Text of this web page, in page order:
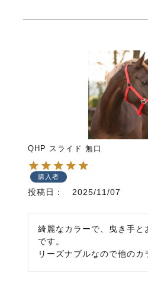
QHP スライド 無口
購入者
投稿日 2025/11/07
綺麗なカラーで、曳き手と
です。
リーズナブルなので他のカ